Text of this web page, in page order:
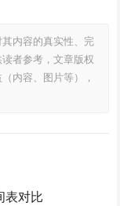
内容的真实性、完
者参考，文章版权
内容、图片等），
表对比